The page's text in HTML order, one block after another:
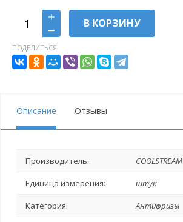
В КОРЗИНУ
ПОДЕЛИТЬСЯ:
Описание Отзывы
Производитель: COOLSTREAM
Единица измерения: штук
Категория: Антифризы